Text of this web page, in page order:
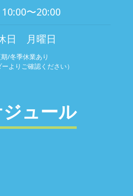
〜20:00
日 月曜日
/冬季休業あり
ーよりご確認ください）
ュール